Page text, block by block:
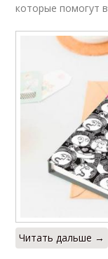
которые помогут
Читать дальше →